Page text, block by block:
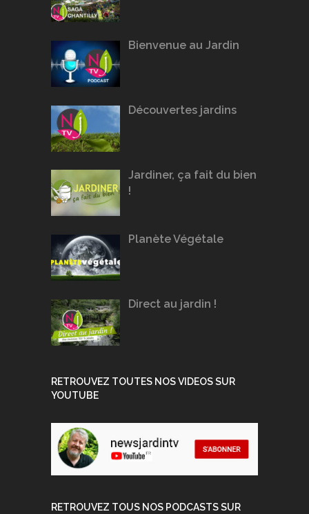
Bienvenue au Jardin
Découvertes jardins
Jardiner, ça fait du bien
!
Planète Végétale
Direct au jardin !
RETROUVEZ TOUTES NOS VIDEOS SUR
YOUTUBE
RETROUVEZ TOUS NOS PODCASTS SUR